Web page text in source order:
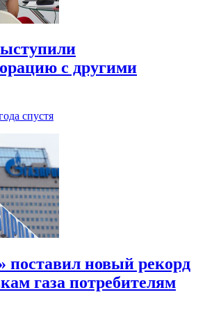
с другими
спустя
поставил новый рекорд
газа потребителям